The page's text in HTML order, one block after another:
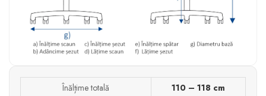
Înălțime totală
110 – 118 cm